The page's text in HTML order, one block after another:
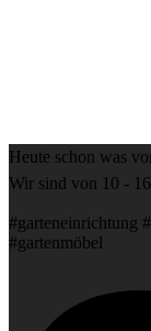
Heute schon was
Wir sind von 10 -
#garteneinrichtung
#gartenmöbel